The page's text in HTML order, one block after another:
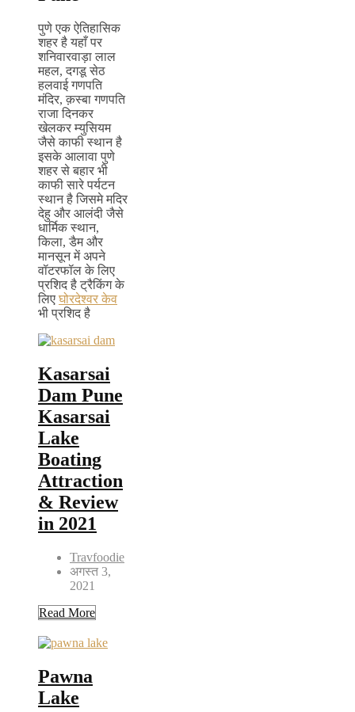
पुणे एक ऐतिहासिक
शहर है यहाँ पर
शनिवारवाड़ा लाल
महल, दगडू सेठ
हलवाई गणपति
मंदिर, क़स्बा गणपति
राजा दिनकर
खेलकर म्युसियम
जैसे काफी स्थान है
इसके आलावा पुणे
शहर से बहार भी
काफी सारे पर्यटन
स्थान है जिसमे मदिर
देहु और आलंदी जैसे
धार्मिक स्थान,
किला, डैम और
मानसून में अपने
वॉटरफॉल के लिए
प्रशिद है ट्रैकिंग के
लिए घोरदेश्वर केव
भी प्रशिद है
Kasarsai
Dam Pune
Kasarsai
Lake
Boating
Attraction
& Review
in 2021
Travfoodie
अगस्त 3,
2021
Read More
Pawna
Lake